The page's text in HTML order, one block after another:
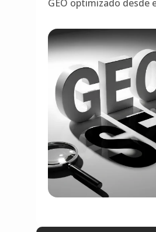
GEO optimizado desde